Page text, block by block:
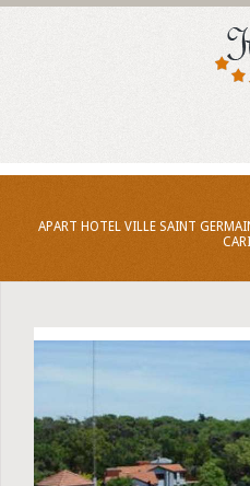
APART HOTEL VILLE SAINT